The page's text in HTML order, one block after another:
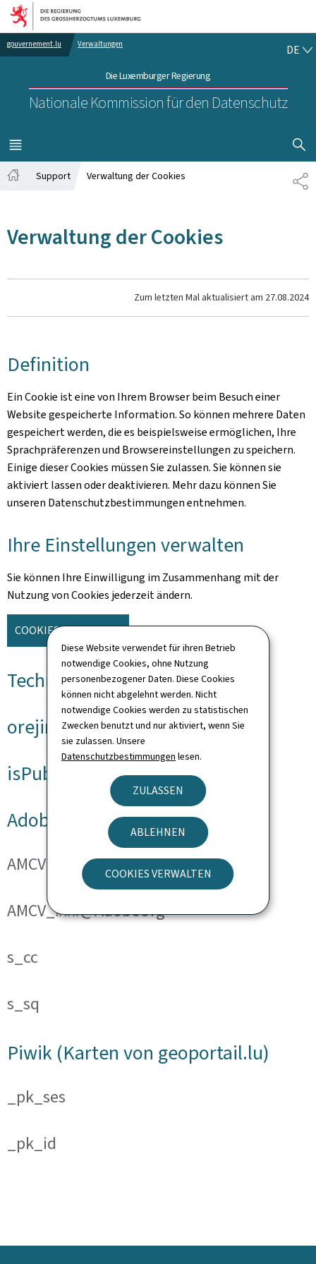
Diese Website verwendet für ihren Betrieb
notwendige Cookies, ohne Nutzung
personenbezogener Daten. Diese Cookies
können nicht abgelehnt werden. Nicht
notwendige Cookies werden zu statistischen
Zwecken benutzt und nur aktiviert, wenn Sie
sie zulassen. Unsere
Datenschutzbestimmungen lesen.
ZULASSEN
ABLEHNEN
COOKIES VERWALTEN
Zur Hauptnavigation
Zum Inhalt
gouvernement.lu Verwaltungen
Die Luxemburger Regierung
Nationale Kommission für den Datenschutz
DE
MENÜ
HAUPT-
Support Verwaltung der Cookies
Verwaltung der Cookies
Zum letzten Mal aktualisiert am 27.08.2024
Definition
Ein Cookie ist eine von Ihrem Browser beim Besuch einer
Website gespeicherte Information. So können mehrere Daten
gespeichert werden, die es beispielsweise ermöglichen, Ihre
Sprachpräferenzen und Browsereinstellungen zu speichern.
Einige dieser Cookies müssen Sie zulassen. Sie können sie
aktiviert lassen oder deaktivieren. Mehr dazu können Sie
unseren Datenschutzbestimmungen entnehmen.
Ihre Einstellungen verwalten
Sie können Ihre Einwilligung im Zusammenhang mit der
Nutzung von Cookies jederzeit ändern.
COOKIES VERWALTEN
Technische Cookies
orejime
isPublicWebsite
Adobe Analytics
AMCVS_###@AdobeOrg
AMCV_###@AdobeOrg
s_cc
s_sq
Piwik (Karten von geoportail.lu)
_pk_ses
_pk_id